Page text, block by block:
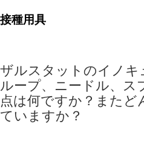
接種用具
ザルスタットのイノキ
ループ、ニードル、ス
点は何ですか？またど
ていますか？